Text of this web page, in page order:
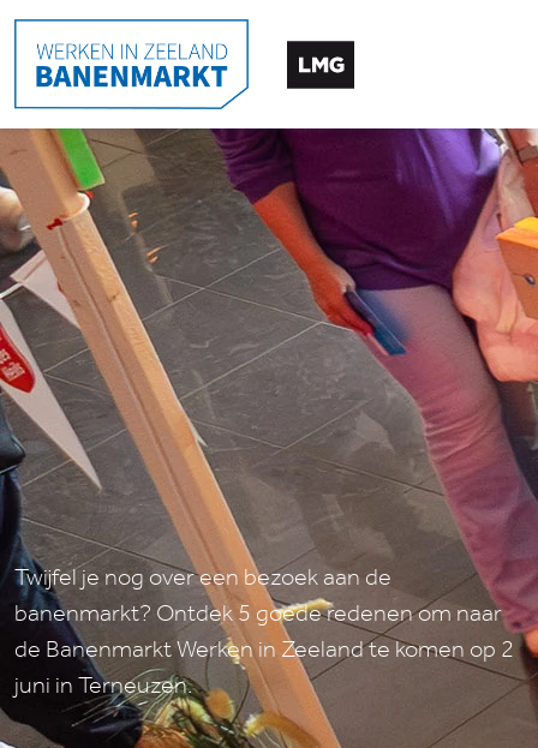
Twijfel je nog over een bezoek aan de
banenmarkt? Ontdek 5 goede redenen om naar
de Banenmarkt Werken in Zeeland te komen op 2
juni in Terneuzen.